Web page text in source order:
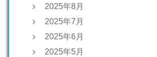
2025年8月
2025年7月
2025年6月
2025年5月